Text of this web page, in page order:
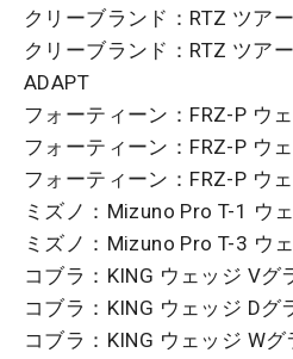
クリーブランド：RTZ ツア
クリーブランド：RTZ ツア
ADAPT
フォーティーン：FRZ-P ウ
フォーティーン：FRZ-P ウ
フォーティーン：FRZ-P ウ
ミズノ：Mizuno Pro T-1 ウ
ミズノ：Mizuno Pro T-3 ウ
コブラ：KING ウェッジ Vグ
コブラ：KING ウェッジ Dグ
コブラ：KING ウェッジ Wグ